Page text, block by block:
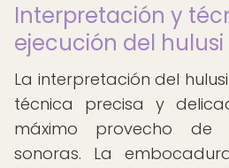
Interpretación y
ejecución del hulusi
La interpretación del
técnica precisa y
máximo provecho de
sonoras. La